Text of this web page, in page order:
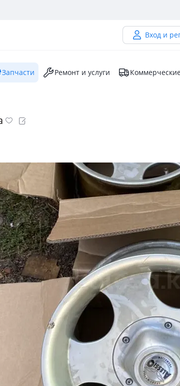
Вход и
Запчасти Ремонт и услуги